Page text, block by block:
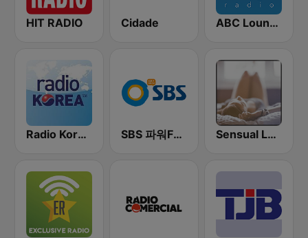
HIT RADIO Cidade ABC Lounge Jazz
Radio Korea 1540 AM SBS 파워FM-SBS 라디오 Sensual Lounge